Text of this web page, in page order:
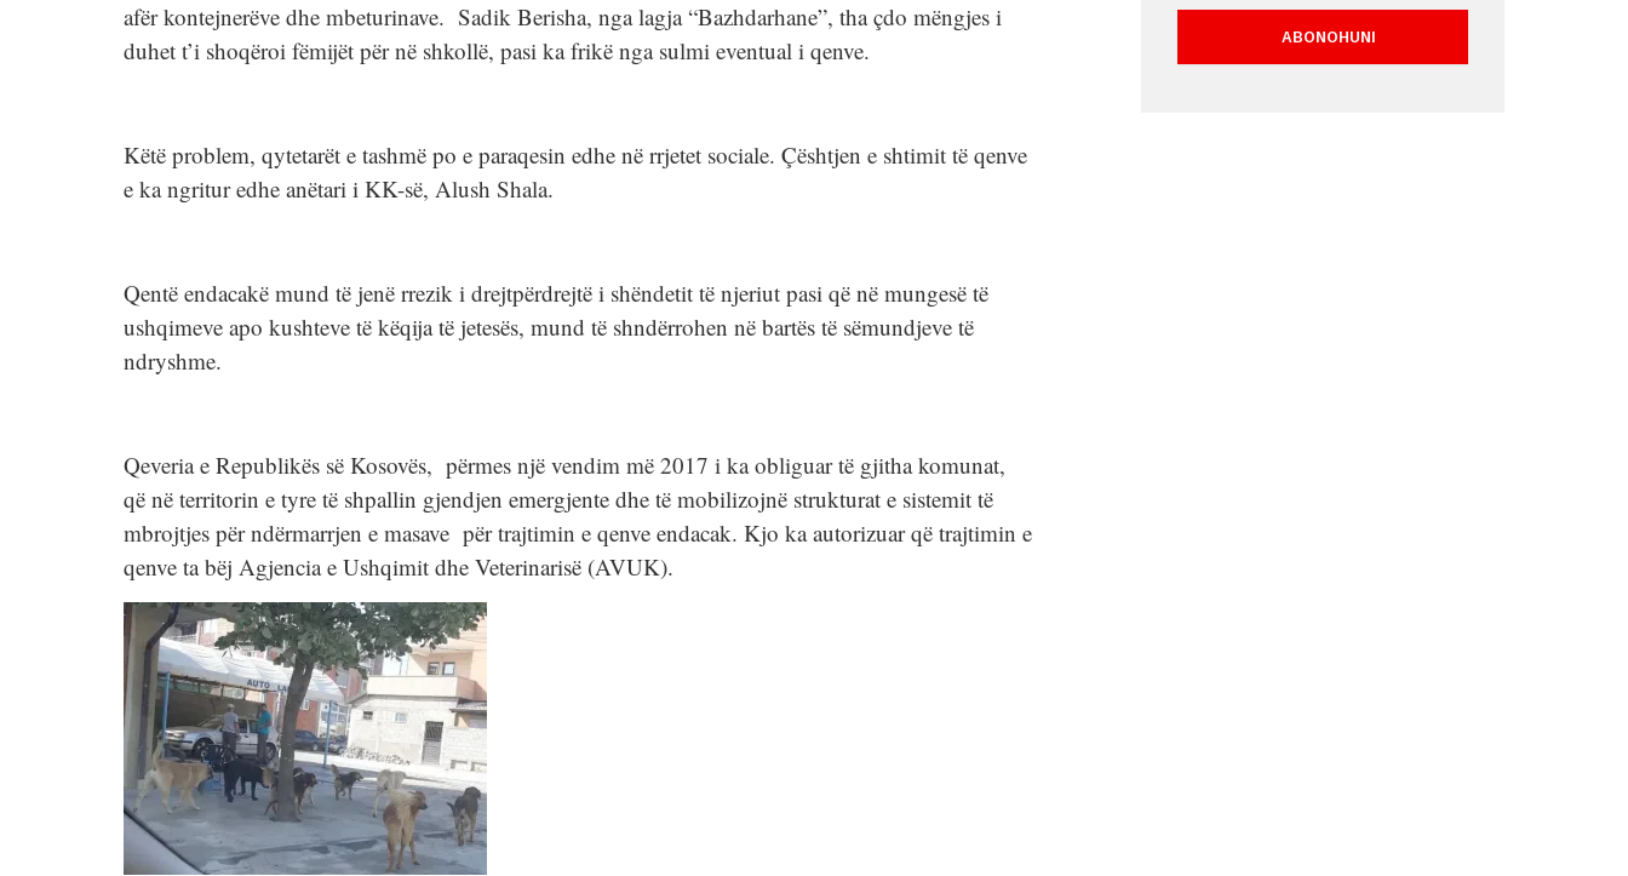
afër kontejnerëve dhe mbeturinave. Sadik Berisha, nga lagja “Bazhdarhane”, tha çdo mëngjes i
duhet t’i shoqëroi fëmijët për në shkollë, pasi ka frikë nga sulmi eventual i qenve.
Këtë problem, qytetarët e tashmë po e paraqesin edhe në rrjetet sociale. Çështjen e shtimit të qenve
e ka ngritur edhe anëtari i KK-së, Alush Shala.
Qentë endacakë mund të jenë rrezik i drejtpërdrejtë i shëndetit të njeriut pasi që në mungesë të
ushqimeve apo kushteve të këqija të jetesës, mund të shndërrohen në bartës të sëmundjeve të
ndryshme.
Qeveria e Republikës së Kosovës, përmes një vendim më 2017 i ka obliguar të gjitha komunat,
që në territorin e tyre të shpallin gjendjen emergjente dhe të mobilizojnë strukturat e sistemit të
mbrojtjes për ndërmarrjen e masave për trajtimin e qenve endacak. Kjo ka autorizuar që trajtimin e
qenve ta bëj Agjencia e Ushqimit dhe Veterinarisë (AVUK).